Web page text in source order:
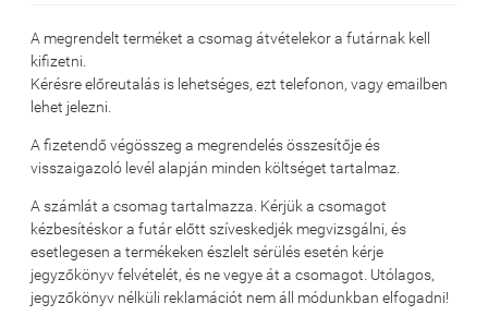
A megrendelt terméket a csomag átvételekor a futárnak kell
kifizetni.
Kérésre előreutalás is lehetséges, ezt telefonon, vagy emailben
lehet jelezni.
A fizetendő végösszeg a megrendelés összesítője és
visszaigazoló levél alapján minden költséget tartalmaz.
A számlát a csomag tartalmazza. Kérjük a csomagot
kézbesítéskor a futár előtt szíveskedjék megvizsgálni, és
esetlegesen a termékeken észlelt sérülés esetén kérje
jegyzőkönyv felvételét, és ne vegye át a csomagot. Utólagos,
jegyzőkönyv nélküli reklamációt nem áll módunkban elfogadni!